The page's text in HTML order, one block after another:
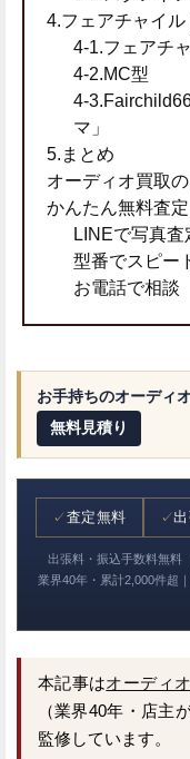
4.フェアチャイル
4-1.フェアチ
4-2.MC型
4-
マ」
5.まとめ
オーディオ買取
かんたん無料査定
LINEで写真査
型番でスピー
お電話で相談
お手持ちのオーディ
無料見積り
✓査定無料 ✓
出張料・振込手数料無料
業界40年・累計2,000件超
本記事はオーディ
（業界40年・店主
監修しています。